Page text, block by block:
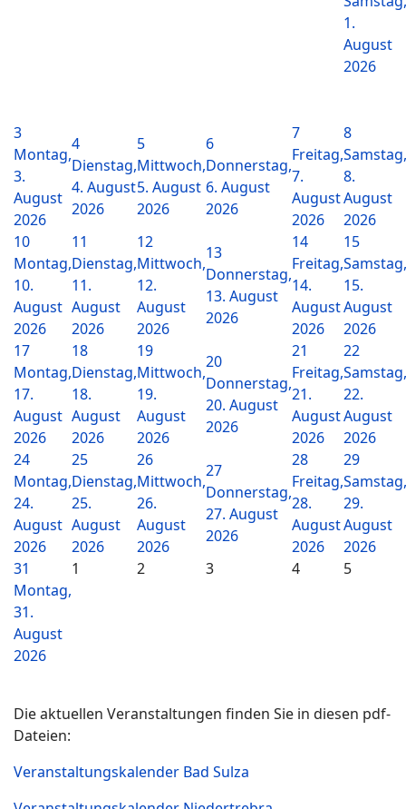
1.
August
2026
3
Montag,
3.
August
2026
4
Dienstag,
4. August
2026
5
Mittwoch,
5. August
2026
6
Donnerstag,
6. August
2026
7
Freitag,
7.
August
2026
8
Samstag,
8.
August
2026
10
Montag,
10.
August
2026
11
Dienstag,
11.
August
2026
12
Mittwoch,
12.
August
2026
13
Donnerstag,
13. August
2026
14
Freitag,
14.
August
2026
15
Samstag,
15.
August
2026
17
Montag,
17.
August
2026
18
Dienstag,
18.
August
2026
19
Mittwoch,
19.
August
2026
20
Donnerstag,
20. August
2026
21
Freitag,
21.
August
2026
22
Samstag,
22.
August
2026
24
Montag,
24.
August
2026
25
Dienstag,
25.
August
2026
26
Mittwoch,
26.
August
2026
27
Donnerstag,
27. August
2026
28
Freitag,
28.
August
2026
29
Samstag,
29.
August
2026
31
Montag,
31.
August
2026
1 2 3 4 5
Die aktuellen Veranstaltungen finden Sie in diesen pdf-
Dateien:
Veranstaltungskalender Bad Sulza